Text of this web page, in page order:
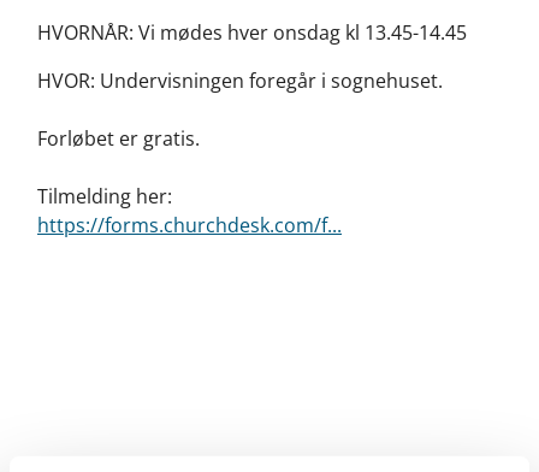
HVORNÅR: Vi mødes hver onsdag kl 13.45-14.45
HVOR: Undervisningen foregår i sognehuset.
Forløbet er gratis.
Tilmelding her:
https://forms.churchdesk.com/f...